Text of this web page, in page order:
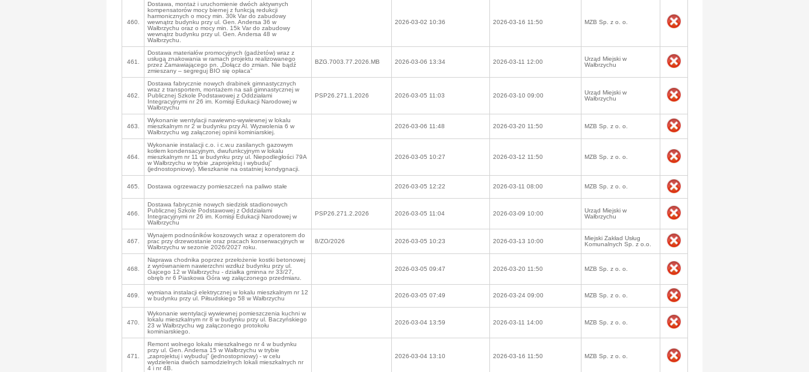
460.
Dostawa, montaż i uruchomienie dwóch aktywnych
kompensatorów mocy biernej z funkcją redukcji
harmonicznych o mocy min. 30k Var do zabudowy
wewnątrz budynku przy ul. Gen. Andersa 36 w
Wałbrzychu oraz o mocy min. 15k Var do zabudowy
wewnątrz budynku przy ul. Gen. Andersa 48 w
Wałbrzychu.
2026-03-02 10:36 2026-03-16 11:50 MZB Sp. z o. o.
461.
Dostawa materiałów promocyjnych (gadżetów) wraz z
usługą znakowania w ramach projektu realizowanego
przez Zamawiającego pn. „Dołącz do zmian. Nie bądź
zmieszany – segreguj BIO się opłaca”
BZG.7003.77.2026.MB 2026-03-06 13:34 2026-03-11 12:00
Urząd Miejski w
Wałbrzychu
462.
Dostawa fabrycznie nowych drabinek gimnastycznych
wraz z transportem, montażem na sali gimnastycznej w
Publicznej Szkole Podstawowej z Oddziałami
Integracyjnymi nr 26 im. Komisji Edukacji Narodowej w
Wałbrzychu
PSP26.271.1.2026 2026-03-05 11:03 2026-03-10 09:00
Urząd Miejski w
Wałbrzychu
463.
Wykonanie wentylacji nawiewno-wywiewnej w lokalu
mieszkalnym nr 2 w budynku przy Al. Wyzwolenia 6 w
Wałbrzychu wg załączonej opinii kominiarskiej.
2026-03-06 11:48 2026-03-20 11:50 MZB Sp. z o. o.
464.
Wykonanie instalacji c.o. i c.w.u zasilanych gazowym
kotłem kondensacyjnym, dwufunkcyjnym w lokalu
mieszkalnym nr 11 w budynku przy ul. Niepodległości 79A
w Wałbrzychu w trybie „zaprojektuj i wybuduj”
(jednostopniowy). Mieszkanie na ostatniej kondygnacji.
2026-03-05 10:27 2026-03-12 11:50 MZB Sp. z o. o.
465. Dostawa ogrzewaczy pomieszczeń na paliwo stałe 2026-03-05 12:22 2026-03-11 08:00 MZB Sp. z o. o.
466.
Dostawa fabrycznie nowych siedzisk stadionowych
Publicznej Szkole Podstawowej z Oddziałami
Integracyjnymi nr 26 im. Komisji Edukacji Narodowej w
Wałbrzychu
PSP26.271.2.2026 2026-03-05 11:04 2026-03-09 10:00
Urząd Miejski w
Wałbrzychu
467.
Wynajem podnośników koszowych wraz z operatorem do
prac przy drzewostanie oraz pracach konserwacyjnych w
Wałbrzychu w sezonie 2026/2027 roku.
8/ZO/2026 2026-03-05 10:23 2026-03-13 10:00
Miejski Zakład Usług
Komunalnych Sp. z o.o.
468.
Naprawa chodnika poprzez przełożenie kostki betonowej
z wyrównaniem nawierzchni wzdłuż budynku przy ul.
Gajcego 12 w Wałbrzychu - działka gminna nr 33/27,
obręb nr 6 Piaskowa Góra wg załączonego przedmiaru.
2026-03-05 09:47 2026-03-20 11:50 MZB Sp. z o. o.
469.
wymiana instalacji elektrycznej w lokalu mieszkalnym nr 12
w budynku przy ul. Piłsudskiego 58 w Wałbrzychu
2026-03-05 07:49 2026-03-24 09:00 MZB Sp. z o. o.
470.
Wykonanie wentylacji wywiewnej pomieszczenia kuchni w
lokalu mieszkalnym nr 8 w budynku przy ul. Baczyńskiego
23 w Wałbrzychu wg załączonego protokołu
kominiarskiego.
2026-03-04 13:59 2026-03-11 14:00 MZB Sp. z o. o.
471.
Remont wolnego lokalu mieszkalnego nr 4 w budynku
przy ul. Gen. Andersa 15 w Wałbrzychu w trybie
„zaprojektuj i wybuduj” (jednostopniowy) - w celu
wydzielenia dwóch samodzielnych lokali mieszkalnych nr
4 i nr 4B.
2026-03-04 13:10 2026-03-16 11:50 MZB Sp. z o. o.